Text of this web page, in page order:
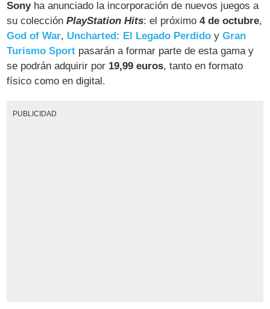
Sonyha anunciado la incorporación de nuevos juegos a
su colecciónPlayStation Hits: el próximo4 de octubre,
God of War, Uncharted: El Legado Perdido yGran
Turismo Sport pasarán a formar parte de esta gama y
se podrán adquirir por 19,99 euros, tanto en formato
físico como en digital.
PUBLICIDAD